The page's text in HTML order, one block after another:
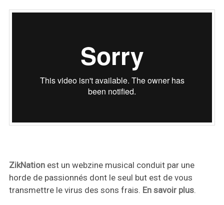
ZikNationest un webzine musical conduit par une
horde de passionnés dont le seul but est de vous
transmettre le virus des sons frais. En savoir plus.